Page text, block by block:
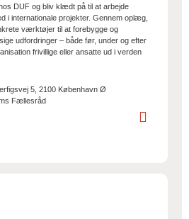
DUF og bliv klædt på til at arbejde
i internationale projekter. Gennem oplæg,
værktøjer til at forebygge og
udfordringer – både før, under og efter
frivillige eller ansatte ud i verden
5, 2100 København Ø
Fællesråd